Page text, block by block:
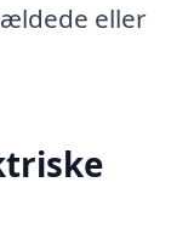
eller